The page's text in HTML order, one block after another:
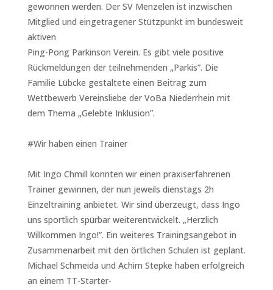
gewonnen werden. Der SV Menzelen ist inzwischen
Mitglied und eingetragener Stützpunkt im bundesweit
aktiven
Ping-Pong Parkinson Verein. Es gibt viele positive
Rückmeldungen der teilnehmenden „Parkis”. Die
Familie Lübcke gestaltete einen Beitrag zum
Wettbewerb Vereinsliebe der VoBa Niederrhein mit
dem Thema „Gelebte Inklusion”.
#Wir haben einen Trainer
Mit Ingo Chmill konnten wir einen praxiserfahrenen
Trainer gewinnen, der nun jeweils dienstags 2h
Einzeltraining anbietet. Wir sind überzeugt, dass Ingo
uns sportlich spürbar weiterentwickelt. „Herzlich
Willkommen Ingo!”. Ein weiteres Trainingsangebot in
Zusammenarbeit mit den örtlichen Schulen ist geplant.
Michael Schmeida und Achim Stepke haben erfolgreich
an einem TT-Starter-